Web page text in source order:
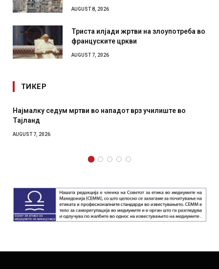
AUGUST 8, 2026
Триста илјади жртви на злоупотреба во
француските цркви
AUGUST 7, 2026
ТИКЕР
Најмалку седум мртви во нападот врз училиште во
Тајланд
AUGUST 7, 2026